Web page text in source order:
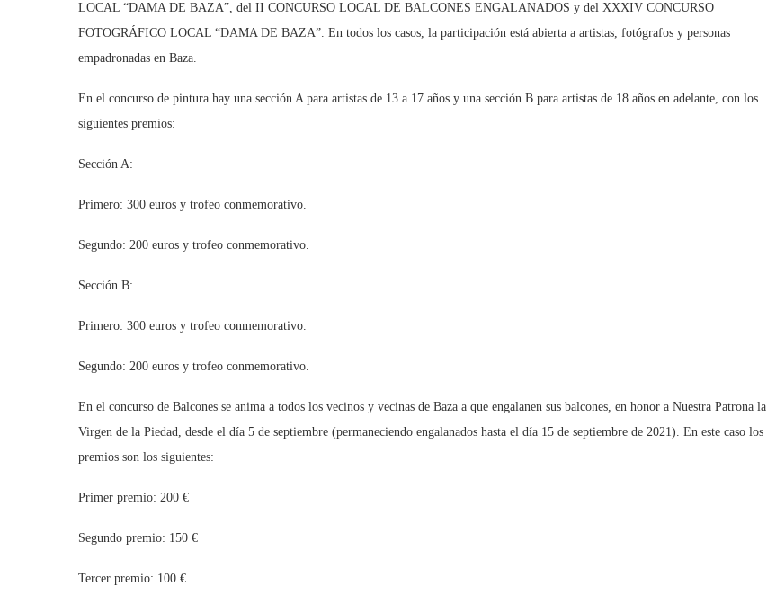
LOCAL “DAMA DE BAZA”, del II CONCURSO LOCAL DE BALCONES ENGALANADOS y del XXXIV CONCURSO
FOTOGRÁFICO LOCAL “DAMA DE BAZA”. En todos los casos, la participación está abierta a artistas, fotógrafos y personas
empadronadas en Baza.
En el concurso de pintura hay una sección A para artistas de 13 a 17 años y una sección B para artistas de 18 años en adelante, con los
siguientes premios:
Sección A:
Primero: 300 euros y trofeo conmemorativo.
Segundo: 200 euros y trofeo conmemorativo.
Sección B:
Primero: 300 euros y trofeo conmemorativo.
Segundo: 200 euros y trofeo conmemorativo.
En el concurso de Balcones se anima a todos los vecinos y vecinas de Baza a que engalanen sus balcones, en honor a Nuestra Patrona la
Virgen de la Piedad, desde el día 5 de septiembre (permaneciendo engalanados hasta el día 15 de septiembre de 2021). En este caso los
premios son los siguientes:
Primer premio: 200 €
Segundo premio: 150 €
Tercer premio: 100 €